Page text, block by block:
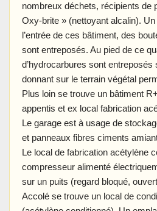
nombreux déchets, récipients de
Oxy-brite » (nettoyant alcalin).
l’entrée de ces bâtiment, des
sont entreposés. Au pied de ce
d’hydrocarbures sont entreposés
donnant sur le terrain végétal
Plus loin se trouve un bâtiment
appentis et ex local fabrication
Le garage est à usage de
et panneaux fibres ciments
Le local de fabrication acétylène
compresseur alimenté
sur un puits (regard bloqué,
Accolé se trouve un local de